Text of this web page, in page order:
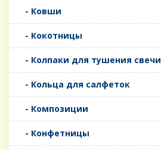
- Ковши
- Кокотницы
- Колпаки для тушения свечи
- Кольца для салфеток
- Композиции
- Конфетницы